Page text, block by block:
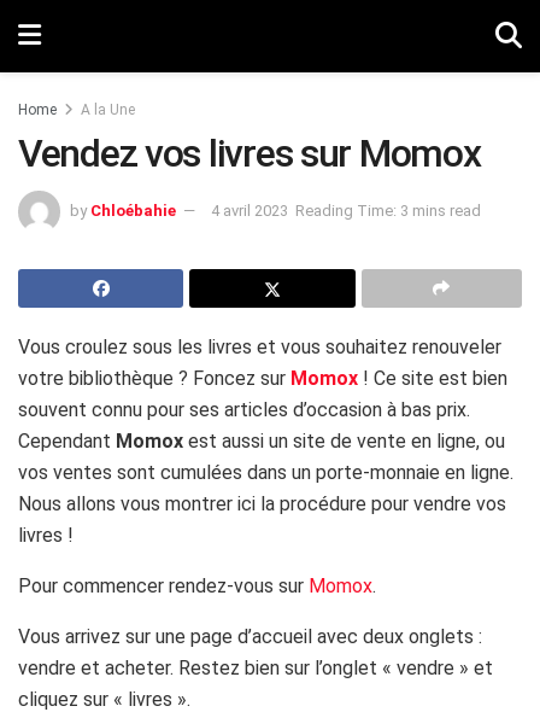
Home A la Une
Vendez vos livres sur Momox
by Chloébahie 4 avril 2023 Reading Time: 3 mins read
Vous croulez sous les livres et vous souhaitez renouveler
votre bibliothèque ? Foncez sur Momox ! Ce site est bien
souvent connu pour ses articles d’occasion à bas prix.
Cependant Momox est aussi un site de vente en ligne, ou
vos ventes sont cumulées dans un porte-monnaie en ligne.
Nous allons vous montrer ici la procédure pour vendre vos
livres !
Pour commencer rendez-vous sur Momox.
Vous arrivez sur une page d’accueil avec deux onglets :
vendre et acheter. Restez bien sur l’onglet « vendre » et
cliquez sur « livres ».